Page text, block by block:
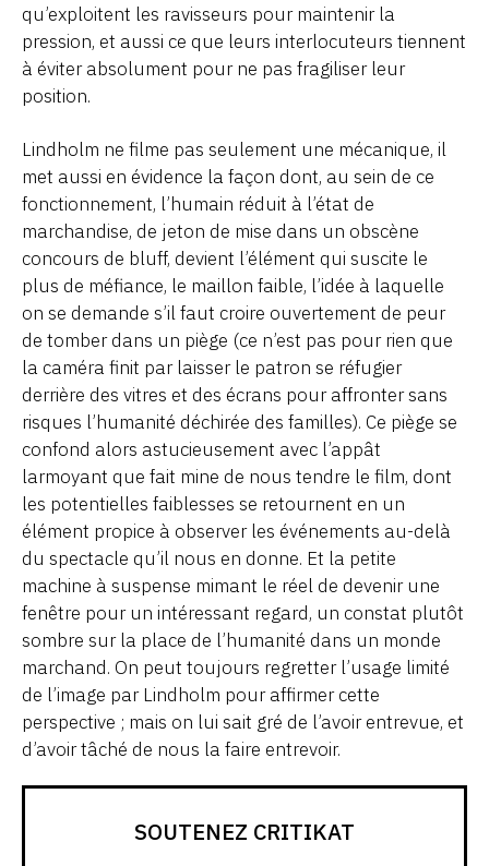
qu’exploitent les ravisseurs pour maintenir la
pression, et aussi ce que leurs interlocuteurs tiennent
à éviter absolument pour ne pas fragiliser leur
position.
Lindholm ne filme pas seulement une mécanique, il
met aussi en évidence la façon dont, au sein de ce
fonctionnement, l’humain réduit à l’état de
marchandise, de jeton de mise dans un obscène
concours de bluff, devient l’élément qui suscite le
plus de méfiance, le maillon faible, l’idée à laquelle
on se demande s’il faut croire ouvertement de peur
de tomber dans un piège (ce n’est pas pour rien que
la caméra finit par laisser le patron se réfugier
derrière des vitres et des écrans pour affronter sans
risques l’humanité déchirée des familles). Ce piège se
confond alors astucieusement avec l’appât
larmoyant que fait mine de nous tendre le film, dont
les potentielles faiblesses se retournent en un
élément propice à observer les événements au-delà
du spectacle qu’il nous en donne. Et la petite
machine à suspense mimant le réel de devenir une
fenêtre pour un intéressant regard, un constat plutôt
sombre sur la place de l’humanité dans un monde
marchand. On peut toujours regretter l’usage limité
de l’image par Lindholm pour affirmer cette
perspective ; mais on lui sait gré de l’avoir entrevue, et
d’avoir tâché de nous la faire entrevoir.
SOUTENEZ CRITIKAT